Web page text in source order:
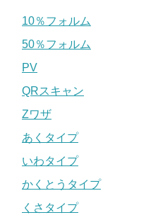
10％フォルム
50％フォルム
PV
QRスキャン
Zワザ
あくタイプ
いわタイプ
かくとうタイプ
くさタイプ